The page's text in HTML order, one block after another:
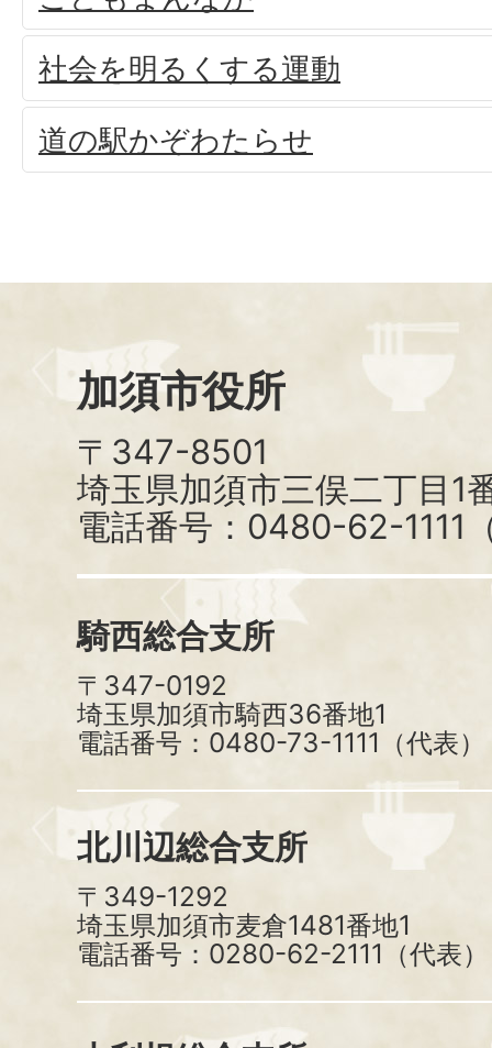
社会を明るくする運動
道の駅かぞわたらせ
加須市役所
〒347-8501
埼玉県加須市三俣二丁目1
電話番号：0480-62-1111
騎西総合支所
〒347-0192
埼玉県加須市騎西36番地1
電話番号：0480-73-1111（代表）
北川辺総合支所
〒349-1292
埼玉県加須市麦倉1481番地1
電話番号：0280-62-2111（代表）